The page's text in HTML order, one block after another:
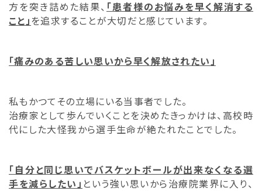
方を突き詰めた結果、 「患者様のお悩みを早く解消する
こと」 を追求することが大切だと感じています。
「痛みのある苦しい思いから早く解放されたい」
私もかつてその立場にいる当事者でした。
治療家として歩んでいくことを決めたきっかけは、高校時
代にした大怪我から選手生命が絶たれたことでした。
「自分と同じ思いでバスケットボールが出来なくなる選
手を減らしたい」 という強い思いから治療院業界に入り、